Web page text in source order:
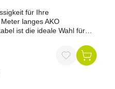
für Ihre
langes AKO
ist die ideale Wahl für
Kupferlitzen) und einem
es maximale Sicherheit
ist speziell für lange
eine stabile